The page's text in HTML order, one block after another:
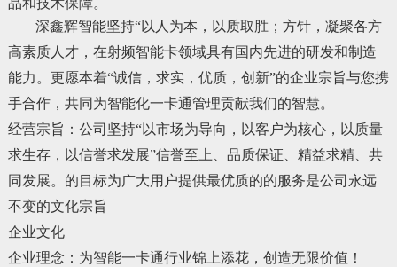
品和技术保障。
深鑫辉智能坚持“以人为本，以质取胜；方针，凝聚各方
高素质人才，在射频智能卡领域具有国内先进的研发和制造
能力。更愿本着“诚信，求实，优质，创新”的企业宗旨与您携
手合作，共同为智能化一卡通管理贡献我们的智慧。
经营宗旨 ： 公司坚持“以市场为导向，以客户为核心，以质量
求生存，以信誉求发展”信誉至上、品质保证、精益求精、共
同发展。的目标为广大用户提供最优质的的服务是公司永远
不变的文化宗旨
企业文化
企业理念： 为智能一卡通行业锦上添花，创造无限价值！